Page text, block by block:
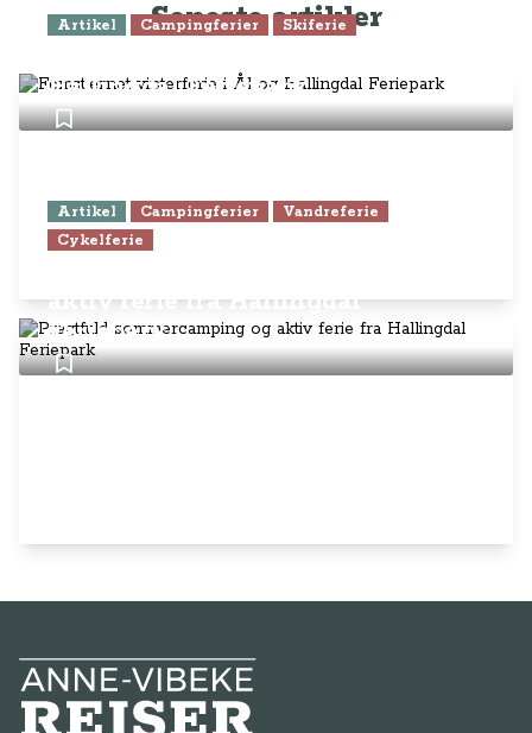
Seneste artikler
Artikel Campingferier Skiferie
Hallingdal Feriepark
Artikel Campingferier
Vandreferie
Cykelferie
aktiv ferie fra Hallingdal
Feriepark
Anne-Vibeke Rejser